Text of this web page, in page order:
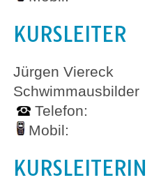
KURSLEITER
Jürgen Viereck
Schwimmausbilder
Telefon:
Mobil:
KURSLEITERIN